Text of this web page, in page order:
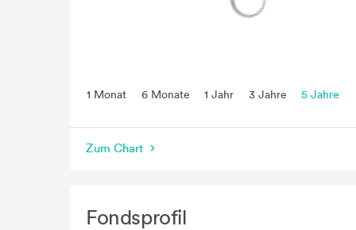
1 Monat 6 Monate 1 Jahr 3 Jahre 5 Jahre
Zum Chart
Fondsprofil